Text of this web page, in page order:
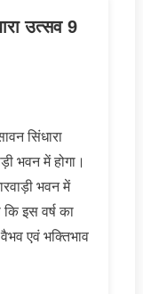
उत्‍सव 9
सिंधारा
भवन में होगा।
भवन में
कि इस वर्ष का
एवं भक्तिभाव